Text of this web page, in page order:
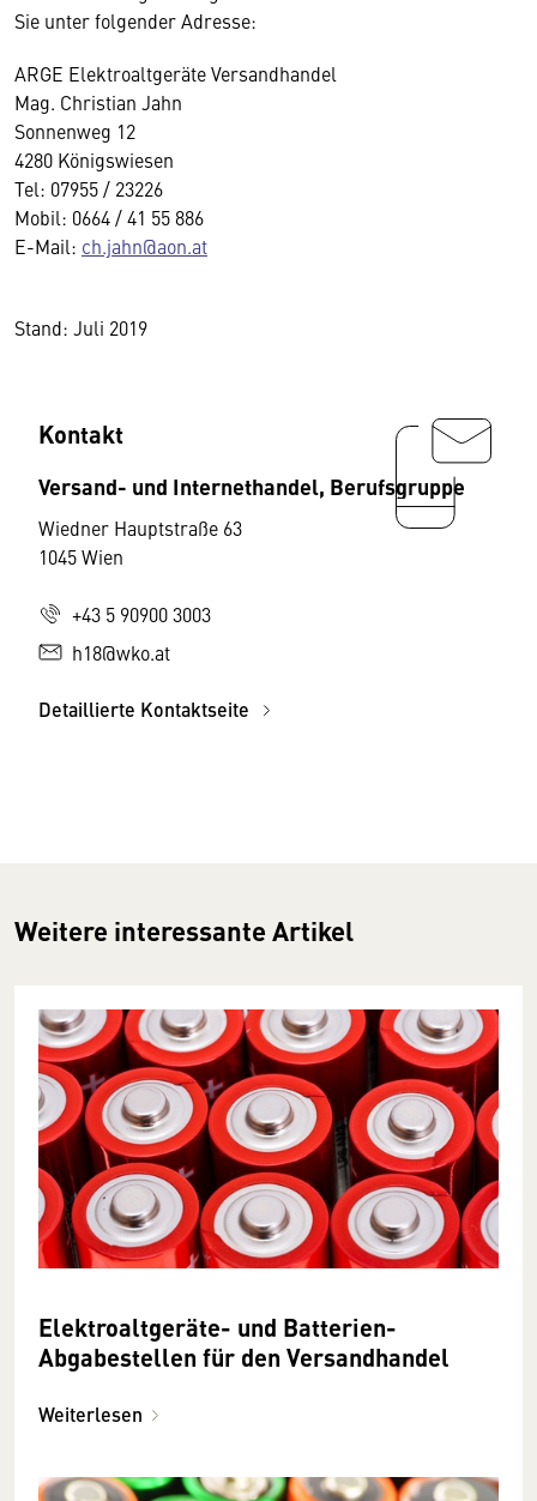
Sie unter folgender Adresse:
ARGE Elektroaltgeräte Versandhandel
Mag. Christian Jahn
Sonnenweg 12
4280 Königswiesen
Tel: 07955 / 23226
Mobil: 0664 / 41 55 886
E-Mail: ch.jahn@aon.at
Stand: Juli 2019
Kontakt
Versand- und Internethandel, Berufsgruppe
Wiedner Hauptstraße 63
1045 Wien
+43 5 90900 3003
h18@wko.at
Detaillierte Kontaktseite
Weitere interessante Artikel
Elektroaltgeräte- und Batterien-
Abgabestellen für den Versandhandel
Weiterlesen